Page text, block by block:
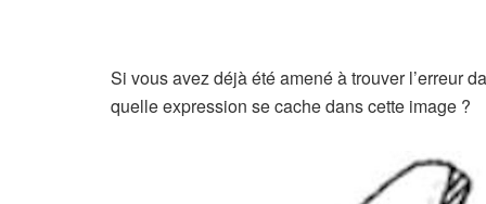
Si vous avez déjà été amené à trouver l’erreur
quelle expression se cache dans cette image ?